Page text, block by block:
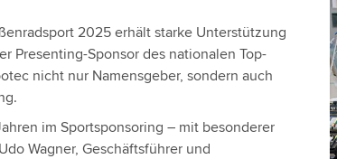
2025 erhält starke Unterstützung
Presenting-Sponsor des nationalen Top-
nicht nur Namensgeber, sondern auch
im Sportsponsoring – mit besonderer
Wagner, Geschäftsführer und